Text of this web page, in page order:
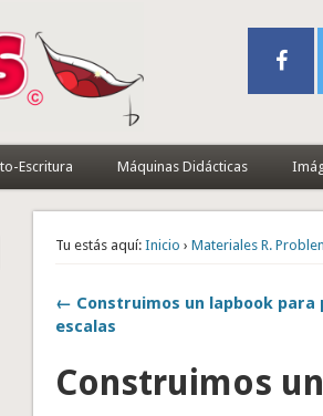
Escritura Máquinas Didácticas
Tu estás aquí: Inicio ›Materiales R.
← Construimos un lapbook para
escalas
Construimos